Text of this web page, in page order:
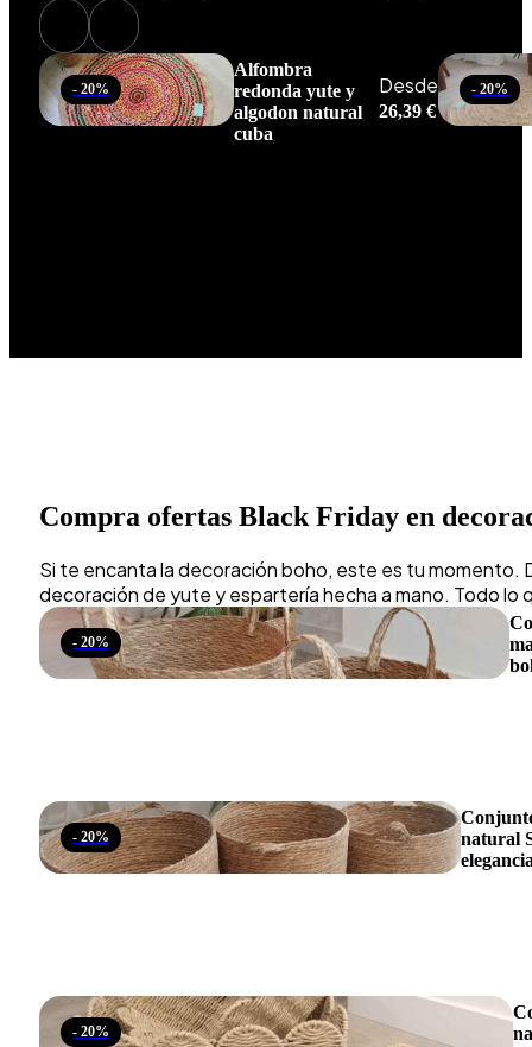
- 20%
Alfombra
redonda yute y
algodon natural
cuba
Desde
26,39€
- 20%
Compra ofertas Black Friday en
Si te encanta la decoración boho, este es tu momento.
decoración de yute y espartería hecha a mano. Todo lo
- 20%
- 20%
natural
- 20%